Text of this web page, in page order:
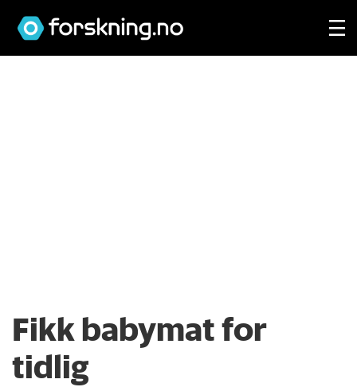
Fikk babymat for
tidlig